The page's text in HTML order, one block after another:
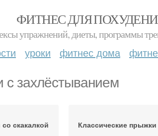
ФИТНЕС ДЛЯ
упражнений, диеты, программы
уроки фитнес дома
с захлёстыванием
скакалкой Классические прыжки